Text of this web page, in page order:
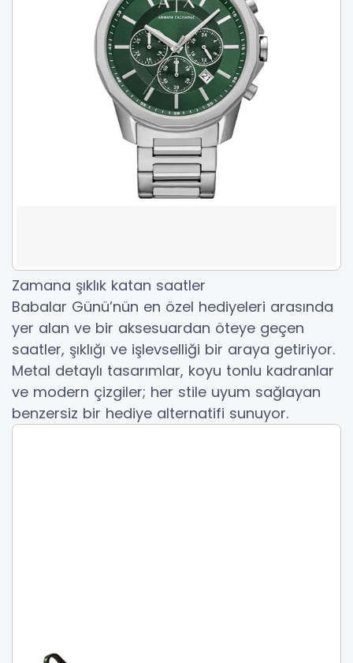
Zamana şıklık katan saatler
Babalar Günü’nün en özel hediyeleri arasında
yer alan ve bir aksesuardan öteye geçen
saatler, şıklığı ve işlevselliği bir araya getiriyor.
Metal detaylı tasarımlar, koyu tonlu kadranlar
ve modern çizgiler; her stile uyum sağlayan
benzersiz bir hediye alternatifi sunuyor.